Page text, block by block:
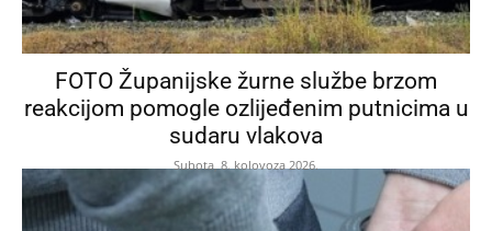
FOTO Županijske žurne službe brzom
reakcijom pomogle ozlijeđenim putnicima u
sudaru vlakova
Subota, 8. kolovoza 2026.